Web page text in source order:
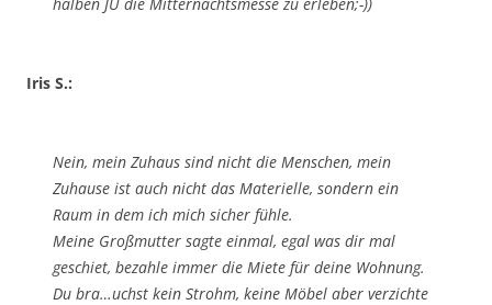
Iris S.:
Nein, mein Zuhaus sind nicht die Menschen, mein
Zuhause ist auch nicht das Materielle, sondern ein
Raum in dem ich mich sicher fühle.
Meine Großmutter sagte einmal, egal was dir mal
geschiet, bezahle immer die Miete für deine Wohnung.
Du bra…uchst kein Strohm, keine Möbel aber verzichte